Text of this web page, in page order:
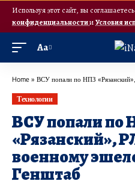
Используя этот сайт, вы
конфиденциальностииУсловия
Аа
Home » ВСУ попали по НПЗ «Рязанский», РЛС
Технологии
ВСУ попали по
«Рязанский»,
военному
Генштаб